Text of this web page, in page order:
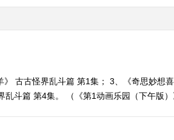
2013-
2013-
《第
古古怪界乱斗篇 第1集； 3、《奇思妙想
斗篇 第4集。 （《第1动画乐园（下午版）